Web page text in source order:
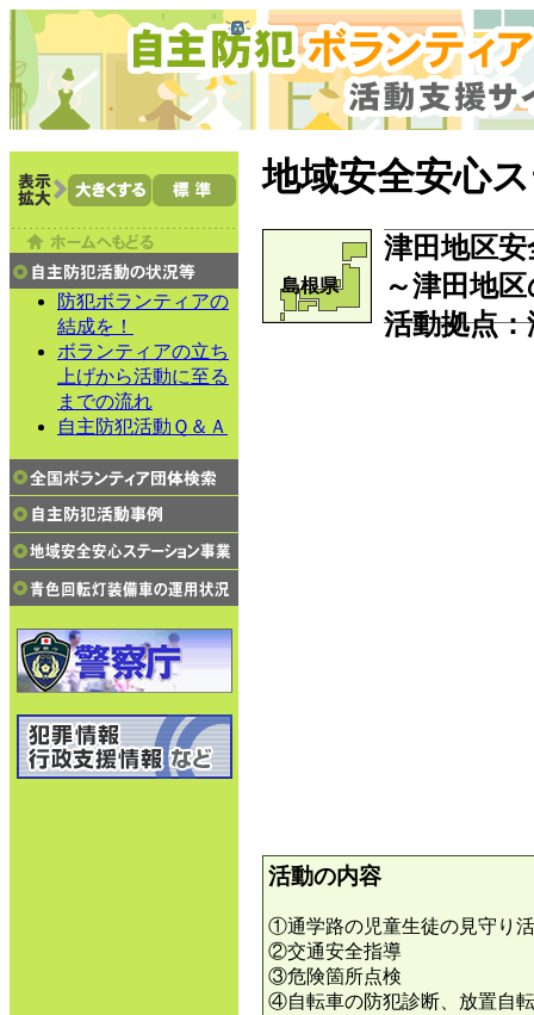
防犯ボランティアの
結成を！
ボランティアの立ち
上げから活動に至る
までの流れ
自主防犯活動Ｑ＆Ａ
地域安全安心
島根県
津田地区
～津田地
活動拠点：
活動の内容
①通学路の児童生徒の見守り
②交通安全指導
③危険箇所点検
④自転車の防犯診断、放置自